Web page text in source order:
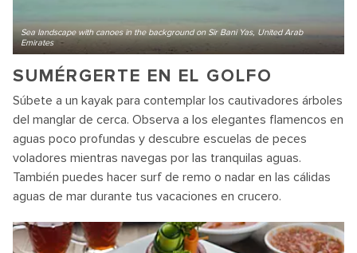
Sea landscape with canoes in the background on Sir Bani Yas, United Arab
Emirates
SUMÉRGERTE EN EL GOLFO
Súbete a un kayak para contemplar los cautivadores árboles
del manglar de cerca. Observa a los elegantes flamencos en
aguas poco profundas y descubre escuelas de peces
voladores mientras navegas por las tranquilas aguas.
También puedes hacer surf de remo o nadar en las cálidas
aguas de mar durante tus vacaciones en crucero.